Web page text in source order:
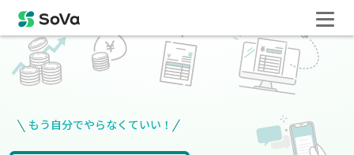
もう自分でやらなくていい！